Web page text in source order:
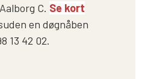
C. Se kort
en døgnåben
13 42 02.